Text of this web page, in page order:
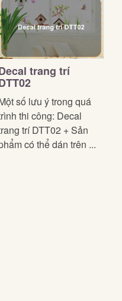
trang trí
số lưu ý trong quá
thi công: Decal
trí DTT02 + Sản
có thể dán trên ...